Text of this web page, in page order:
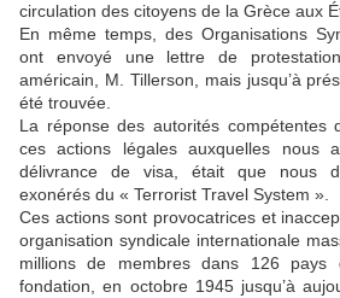
circulation des citoyens de la Grèce aux
En même temps, des Organisations
ont envoyé une lettre de
américain, M. Tillerson, mais jusqu’à
été trouvée.
La réponse des autorités compétentes
ces actions légales auxquelles nous
délivrance de visa, était que nous
exonérés du « Terrorist Travel System ».
Ces actions sont provocatrices et
organisation syndicale internationale
millions de membres dans 126 pays
fondation, en octobre 1945 jusqu’à